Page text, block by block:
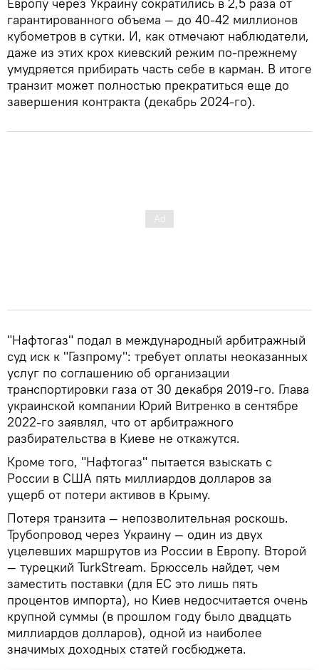
гарантированного объема — до 40-42 миллионов
кубометров в сутки. И, как отмечают наблюдатели,
даже из этих крох киевский режим по-прежнему
умудряется прибирать часть себе в карман. В итоге
транзит может полностью прекратиться еще до
завершения контракта (декабрь 2024-го).
"Нафтогаз" подал в международный арбитражный
суд иск к "Газпрому": требует оплаты неоказанных
услуг по соглашению об организации
транспортировки газа от 30 декабря 2019-го. Глава
украинской компании Юрий Витренко в сентябре
2022-го заявлял, что от арбитражного
разбирательства в Киеве не откажутся.
Кроме того, "Нафтогаз" пытается взыскать с
России в США пять миллиардов долларов за
ущерб от потери активов в Крыму.
Потеря транзита — непозволительная роскошь.
Трубопровод через Украину — один из двух
уцелевших маршрутов из России в Европу. Второй
— турецкий TurkStream. Брюссель найдет, чем
заместить поставки (для ЕС это лишь пять
процентов импорта), но Киев недосчитается очень
крупной суммы (в прошлом году было двадцать
миллиардов долларов), одной из наиболее
значимых доходных статей госбюджета.